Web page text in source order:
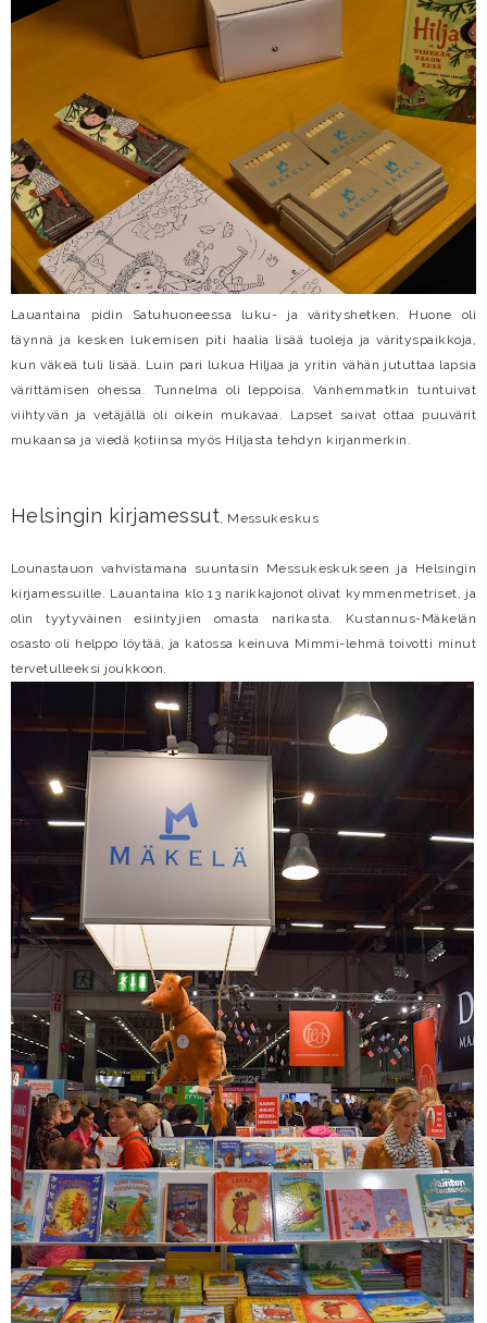
Lauantaina pidin Satuhuoneessa luku- ja värityshetken. Huone oli
täynnä ja kesken lukemisen piti haalia lisää tuoleja ja värityspaikkoja,
kun väkeä tuli lisää. Luin pari lukua Hiljaa ja yritin vähän jututtaa lapsia
värittämisen ohessa. Tunnelma oli leppoisa. Vanhemmatkin tuntuivat
viihtyvän ja vetäjällä oli oikein mukavaa. Lapset saivat ottaa puuvärit
mukaansa ja viedä kotiinsa myös Hiljasta tehdyn kirjanmerkin.
Helsingin kirjamessut , Messukeskus
Lounastauon vahvistamana suuntasin Messukeskukseen ja Helsingin
kirjamessuille. Lauantaina klo 13 narikkajonot olivat kymmenmetriset, ja
olin tyytyväinen esiintyjien omasta narikasta. Kustannus-Mäkelän
osasto oli helppo löytää, ja katossa keinuva Mimmi-lehmä toivotti minut
tervetulleeksi joukkoon.